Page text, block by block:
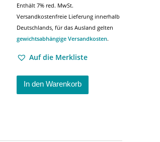
Enthält 7% red. MwSt.
Versandkostenfreie Lieferung innerhalb
Deutschlands, für das Ausland gelten
gewichtsabhängige Versandkosten.
Auf die Merkliste
In den Warenkorb